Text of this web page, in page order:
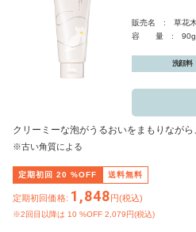
販売名 : 草花木
容 量 : 90g(
洗顔料
クリーミーな泡がうるおいをまもりなが
※古い角質による
定期初回 20 %OFF 送料無料
定期初回価格: 1,848円(税込)
※2回目以降は 10 %OFF 2,079円(税込)